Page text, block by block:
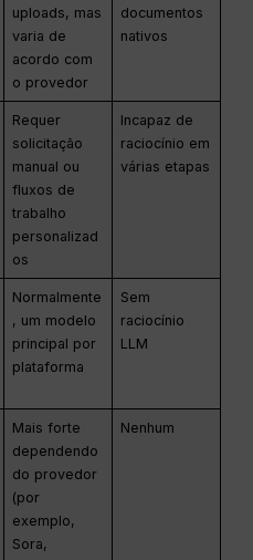
uploads, mas
varia de
acordo com
o provedor
documentos
nativos
Requer
solicitação
manual ou
fluxos de
trabalho
personalizad
os
Incapaz de
raciocínio em
várias etapas
Normalmente
, um modelo
principal por
plataforma
Sem
raciocínio
LLM
Mais forte
dependendo
do provedor
(por
exemplo,
Sora,
Nenhum